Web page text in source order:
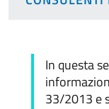
In questa
33/2013 e